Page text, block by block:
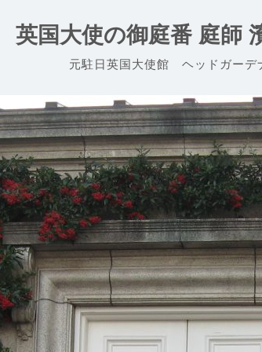
英国大使の御庭番 庭師
元駐日英国大使館 ヘッドガーデ